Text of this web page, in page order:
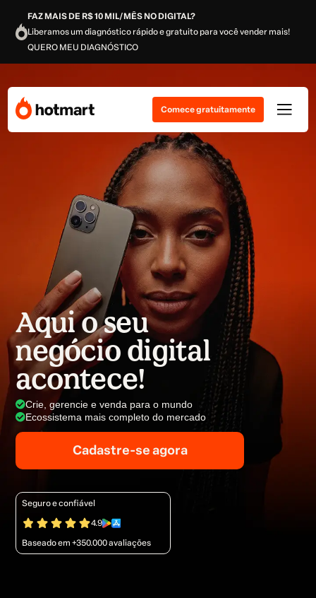
FAZ MAIS DE R$ 10 MIL/MÊS NO DIGITAL?
Liberamos um diagnóstico rápido e gratuito para você vender mais!
QUERO MEU DIAGNÓSTICO
Comece gratuitamente
Aqui o seu
negócio digital
acontece!
Crie, gerencie e venda para o mundo
Ecossistema mais completo do mercado
Cadastre-se agora
Seguro e confiável
4.9
Baseado em +350.000 avaliações